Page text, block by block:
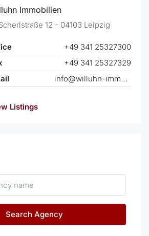
Immobilien
12 - 04103 Leipzig
+49 341 25327300
+49 341 25327329
info@willuhn-immobilien.de
Listings
Search Agency